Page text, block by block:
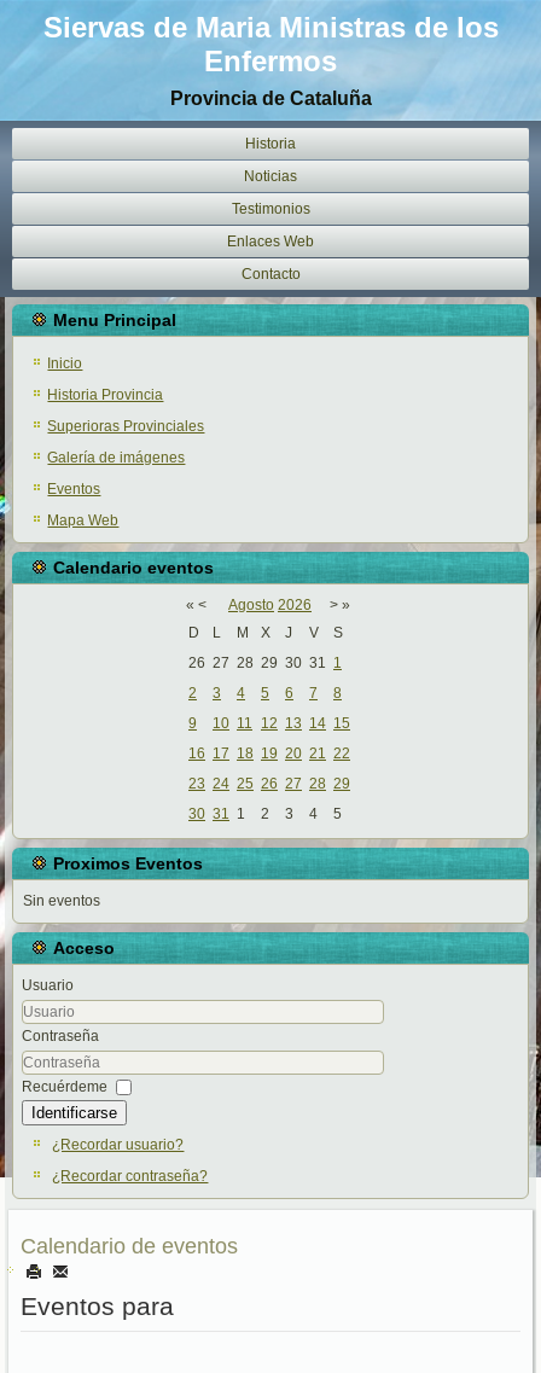
Siervas de Maria Ministras de los
Enfermos
Provincia de Cataluña
Historia
Noticias
Testimonios
Enlaces Web
Contacto
Menu Principal
Inicio
Historia Provincia
Superioras Provinciales
Galería de imágenes
Eventos
Mapa Web
Calendario eventos
« < Agosto 2026 > »
D
L M X J V
S
26 27 28 29 30 31 1
2
3 4 5 6 7
8
9
10 11 12 13 14 15
16 17 18 19 20 21 22
23 24 25 26 27 28 29
30 31 1 2 3 4 5
Proximos Eventos
Sin eventos
Acceso
Usuario
Contraseña
Recuérdeme
Identificarse
¿Recordar usuario?
¿Recordar contraseña?
Calendario de eventos
Eventos para